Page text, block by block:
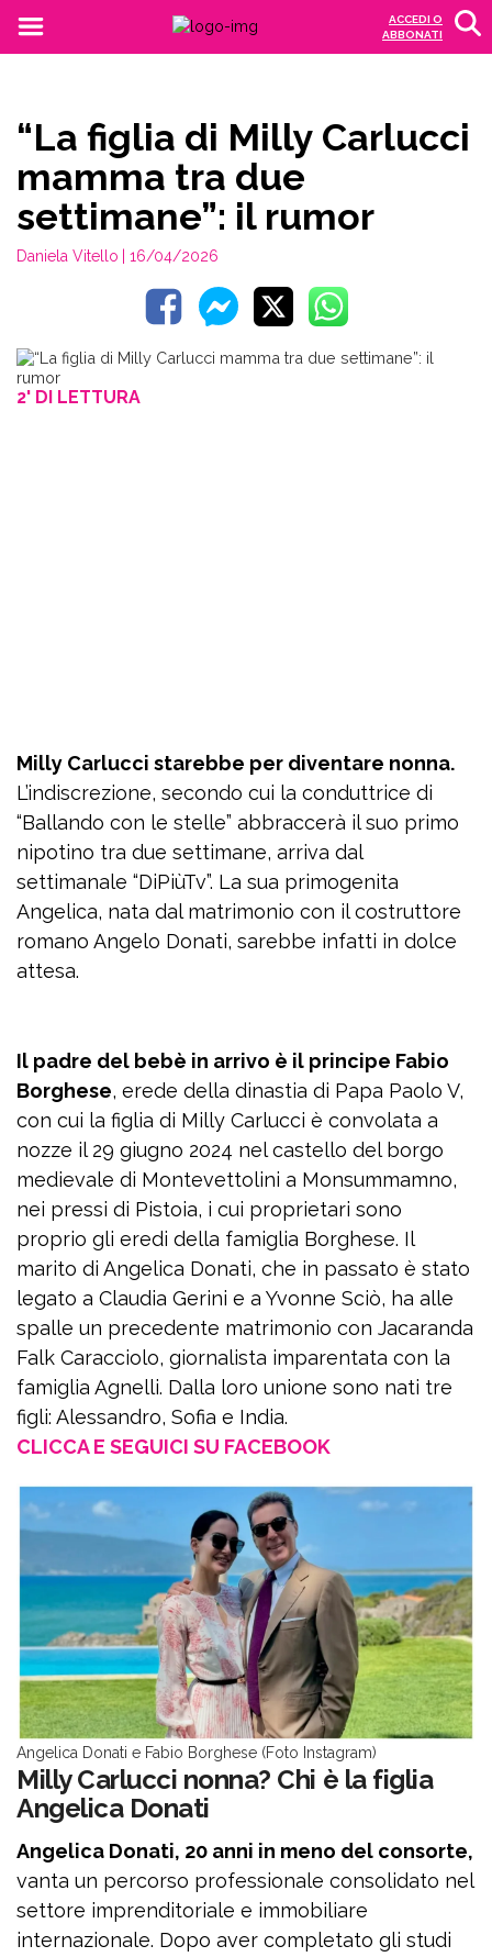
ACCEDI O
ABBONATI
“La figlia di Milly Carlucci
mamma tra due
settimane”: il rumor
Daniela Vitello | 16/04/2026
2' DI LETTURA
Milly Carlucci starebbe per diventare nonna.
L’indiscrezione, secondo cui la conduttrice di
“Ballando con le stelle” abbraccerà il suo primo
nipotino tra due settimane, arriva dal
settimanale “DiPiùTv”. La sua primogenita
Angelica, nata dal matrimonio con il costruttore
romano Angelo Donati, sarebbe infatti in dolce
attesa.
Il padre del bebè in arrivo è il principe Fabio
Borghese, erede della dinastia di Papa Paolo V,
con cui la figlia di Milly Carlucci è convolata a
nozze il 29 giugno 2024 nel castello del borgo
medievale di Montevettolini a Monsummamno,
nei pressi di Pistoia, i cui proprietari sono
proprio gli eredi della famiglia Borghese. Il
marito di Angelica Donati, che in passato è stato
legato a Claudia Gerini e a Yvonne Sciò, ha alle
spalle un precedente matrimonio con Jacaranda
Falk Caracciolo, giornalista imparentata con la
famiglia Agnelli. Dalla loro unione sono nati tre
figli: Alessandro, Sofia e India.
CLICCA E SEGUICI SU FACEBOOK
Angelica Donati e Fabio Borghese (Foto Instagram)
Milly Carlucci nonna? Chi è la figlia
Angelica Donati
Angelica Donati, 20 anni in meno del consorte,
vanta un percorso professionale consolidato nel
settore imprenditoriale e immobiliare
internazionale. Dopo aver completato gli studi